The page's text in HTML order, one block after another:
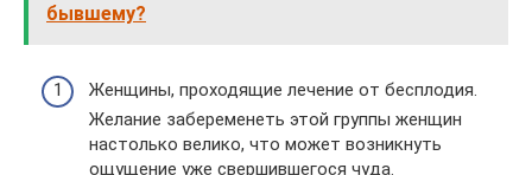
бывшему?
Женщины, проходящие лечение от бесплодия.
Желание забеременеть этой группы женщин
настолько велико, что может возникнуть
ощущение уже свершившегося чуда.